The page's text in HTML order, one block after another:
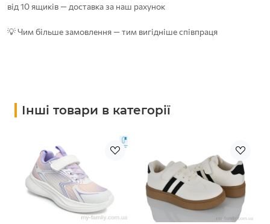
від 10 ящиків — доставка за наш рахунок
💡 Чим більше замовлення — тим вигідніше співпраця
Інші товари в категорії